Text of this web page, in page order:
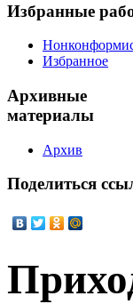
Избранные
Избранное
Архивные
материалы
Архив
Поделиться